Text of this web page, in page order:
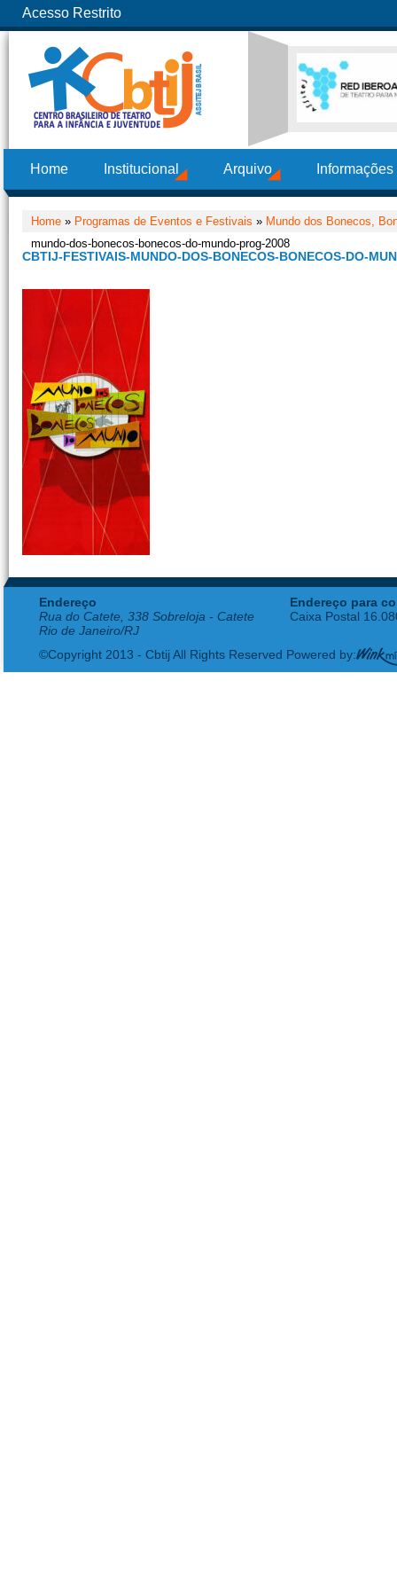
Acesso Restrito
Home Institucional Arquivo
Home » Programas de Eventos e Festivais » Mundo dos Bonecos,
mundo-dos-bonecos-bonecos-do-mundo-prog-2008
CBTIJ-FESTIVAIS-MUNDO-DOS-BONECOS-BONECOS-DO-
Endereço
Rua do Catete, 338 Sobreloja - Catete
Rio de Janeiro/RJ
Endereço para
Caixa Postal
©Copyright 2013 - Cbtij All Rights Reserved Powered by: